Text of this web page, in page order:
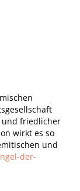
und friedlicher
wirkt es so
und
der-